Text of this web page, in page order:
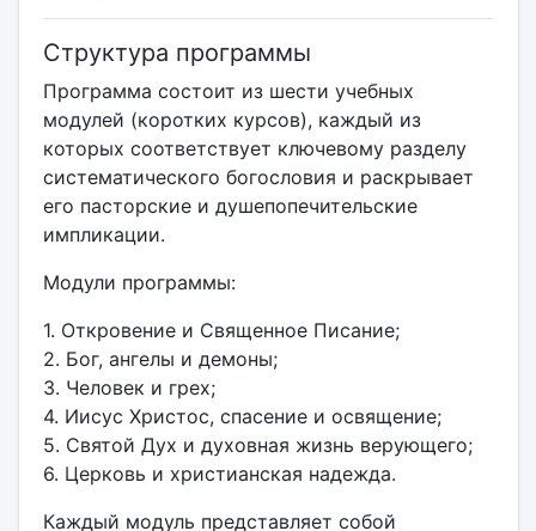
Структура программы
Программа состоит из шести учебных
модулей (коротких курсов), каждый из
которых соответствует ключевому разделу
систематического богословия и раскрывает
его пасторские и душепопечительские
импликации.
Модули программы:
1. Откровение и Священное Писание;
2. Бог, ангелы и демоны;
3. Человек и грех;
4. Иисус Христос, спасение и освящение;
5. Святой Дух и духовная жизнь верующего;
6. Церковь и христианская надежда.
Каждый модуль представляет собой